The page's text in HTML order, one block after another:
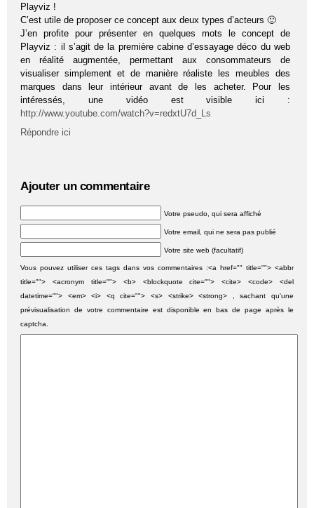
Playviz !
C’est utile de proposer ce concept aux deux types d’acteurs 🙂
J’en profite pour présenter en quelques mots le concept de
Playviz : il s’agit de la première cabine d’essayage déco du web
en réalité augmentée, permettant aux consommateurs de
visualiser simplement et de manière réaliste les meubles des
marques dans leur intérieur avant de les acheter. Pour les
intéressés, une vidéo est visible ici :
http://www.youtube.com/watch?v=redxtU7d_Ls
Répondre ici
Ajouter un commentaire
Votre pseudo, qui sera affiché
Votre email, qui ne sera pas publié
Votre site web (facultatif)
Vous pouvez utiliser ces tags dans vos commentaires :<a href="" title=""> <abbr
title=""> <acronym title=""> <b> <blockquote cite=""> <cite> <code> <del
datetime=""> <em> <i> <q cite=""> <s> <strike> <strong> , sachant qu'une
prévisualisation de votre commentaire est disponible en bas de page après le
captcha.